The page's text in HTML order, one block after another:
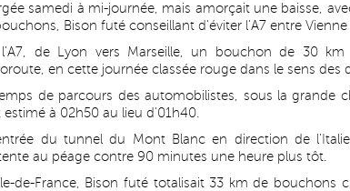
samedi à mi-journée, mais amorçait une baisse,
Bison futé conseillant d'éviter l'A7 entre Vienne
l'A7, de Lyon vers Marseille, un bouchon de 30
en cette journée classée rouge dans le sens des
de parcours des automobilistes, sous la grande
estimé à 02h50 au lieu d'01h40.
du tunnel du Mont Blanc en direction de
au péage contre 90 minutes une heure plus tôt.
de-France, Bison futé totalisait 33 km de bouchons